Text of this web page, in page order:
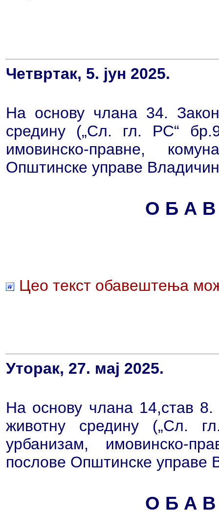
Четвртак, 5. јун 2025.
На основу члана 34.
средину („Сл. гл. РС“
имовинско-правне,
Општинске управе
О Б А
Цео текст обавештења
Уторак, 27. мај 2025.
На основу члана 14,став
животну средину („Сл.
урбанизам, имовинско-
послове Општинске управе
О Б А